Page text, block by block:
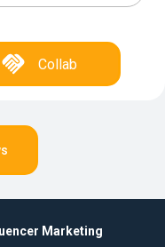
Collab
Marketing